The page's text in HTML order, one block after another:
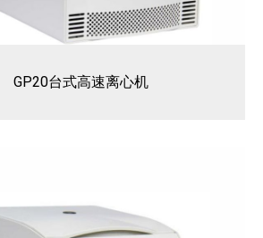
GP20台式高速离心机